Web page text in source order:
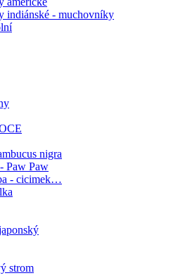
indiánské - muchovníky
nigra
Paw Paw
- cicimek…
strom